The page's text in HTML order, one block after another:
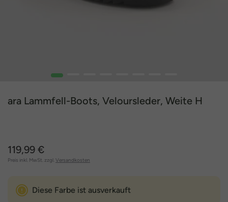
1
ara Lammfell-Boots, Veloursleder, Weite H
119,99 €
Preis inkl. MwSt. zzgl. Versandkosten
Diese Farbe ist ausverkauft